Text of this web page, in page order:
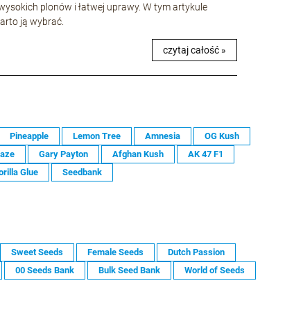
plonów i łatwej uprawy. W tym artykule
ją wybrać.
czytaj całość »
Pineapple Lemon Tree Amnesia
OG Kush
Gary Payton Afghan Kush
AK 47 F1
Glue Seedbank
Sweet Seeds Female Seeds
Dutch Passion
00 Seeds Bank Bulk Seed Bank World of Seeds